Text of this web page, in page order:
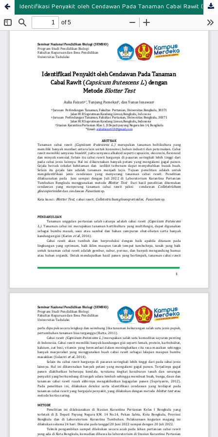
Identifikasi Penyakit oleh Cendawan Pada Tanaman Cabai Rawit (Capsicum frutescens L.) dengan Metode Blotter Test